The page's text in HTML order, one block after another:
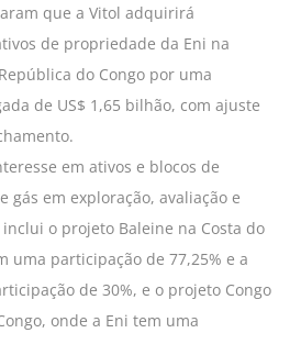
que a Vitol adquirirá
de propriedade da Eni na
do Congo por uma
de US$ 1,65 bilhão, com ajuste
em ativos e blocos de
gás em exploração, avaliação e
o projeto Baleine na Costa do
uma participação de 77,25% e a
de 30%, e o projeto Congo
onde a Eni tem uma